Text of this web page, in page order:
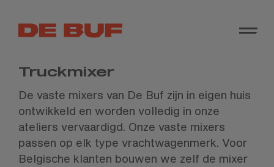
Truckmixer
De vaste mixers van De Buf zijn in eigen huis
ontwikkeld en worden volledig in onze
ateliers vervaardigd. Onze vaste mixers
passen op elk type vrachtwagenmerk. Voor
Belgische klanten bouwen we zelf de mixer